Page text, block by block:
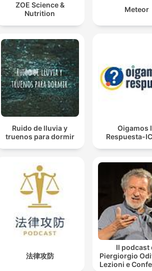
ZOE Science &
Nutrition
Meteor
Ruido de lluvia y
truenos para dormir
Oigamos
Respuesta-
法律攻防
Il podcast
Piergiorgio
Lezioni e